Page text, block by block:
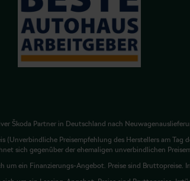
Škoda Partner in Deutschland nach
(Unverbindliche Preisempfehlung des Herstellers am Tag
sich gegenüber der ehemaligen unverbindlichen
um ein Finanzierungs-Angebot. Preise sind Bruttopreise.